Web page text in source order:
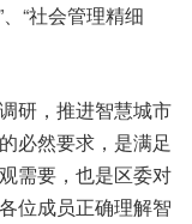
“社会管理精细
研，推进智慧城市
必然要求，是满足
需要，也是区委对
位成员正确理解智